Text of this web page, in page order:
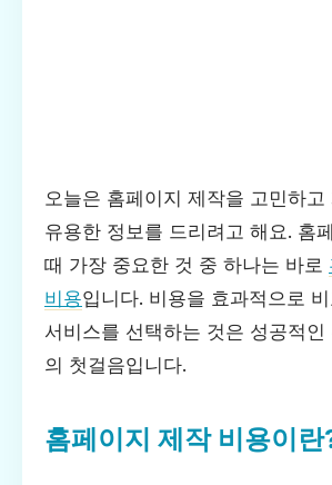
오늘은 홈페이지 제작을 고민하고
유용한 정보를 드리려고 해요. 홈
때 가장 중요한 것 중 하나는 바로
비용입니다. 비용을 효과적으로
서비스를 선택하는 것은 성공적인
의 첫걸음입니다.
홈페이지 제작 비용이란